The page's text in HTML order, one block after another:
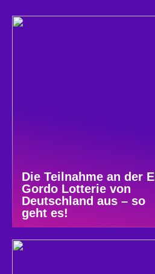
Die Teilnahme an der El
Gordo Lotterie von
Deutschland aus – so
geht es!